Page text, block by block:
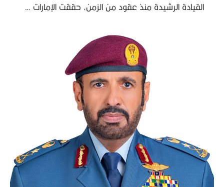
القيادة الرشيدة منذ عقود من الزمن، حققت الإمارات …